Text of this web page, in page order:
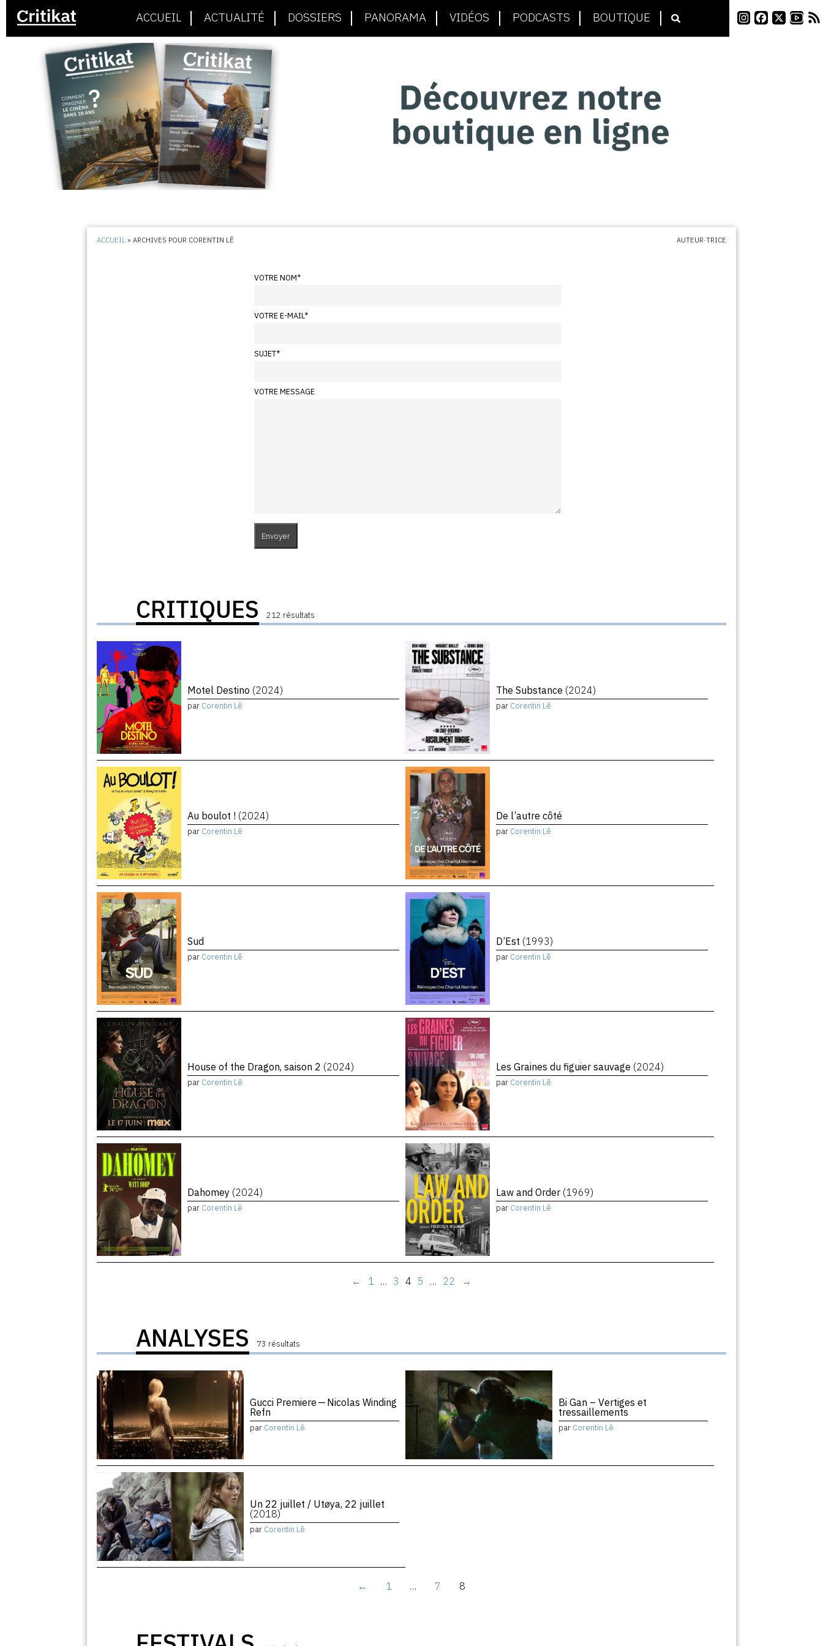
ACCUEIL ACTUALITÉ DOSSIERS PANORAMA VIDÉOS PODCASTS BOUTIQUE
ACCUEIL »ARCHIVES POUR CORENTIN LÊ AUTEUR·TRICE
VOTRE NOM*
VOTRE E-MAIL*
SUJET*
VOTRE MESSAGE
CRITIQUES 212 résultats
Motel Destino (2024)
par Corentin Lê
The Substance (2024)
par Corentin Lê
Au boulot ! (2024)
par Corentin Lê
De l’autre côté
par Corentin Lê
Sud
par Corentin Lê
D’Est (1993)
par Corentin Lê
House of the Dragon, saison 2 (2024)
par Corentin Lê
Les Graines du figuier sauvage (2024)
par Corentin Lê
Dahomey (2024)
par Corentin Lê
Law and Order (1969)
par Corentin Lê
← 1 … 3 4 5 … 22 →
ANALYSES 73 résultats
Gucci Premiere — Nicolas Winding
Refn
par Corentin Lê
Bi Gan – Vertiges et
tressaillements
par Corentin Lê
Un 22 juillet / Utøya, 22 juillet
(2018)
par Corentin Lê
← 1 … 7 8